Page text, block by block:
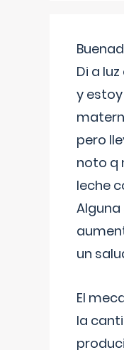
Di a
y
pero
noto q
leche
un
El
la